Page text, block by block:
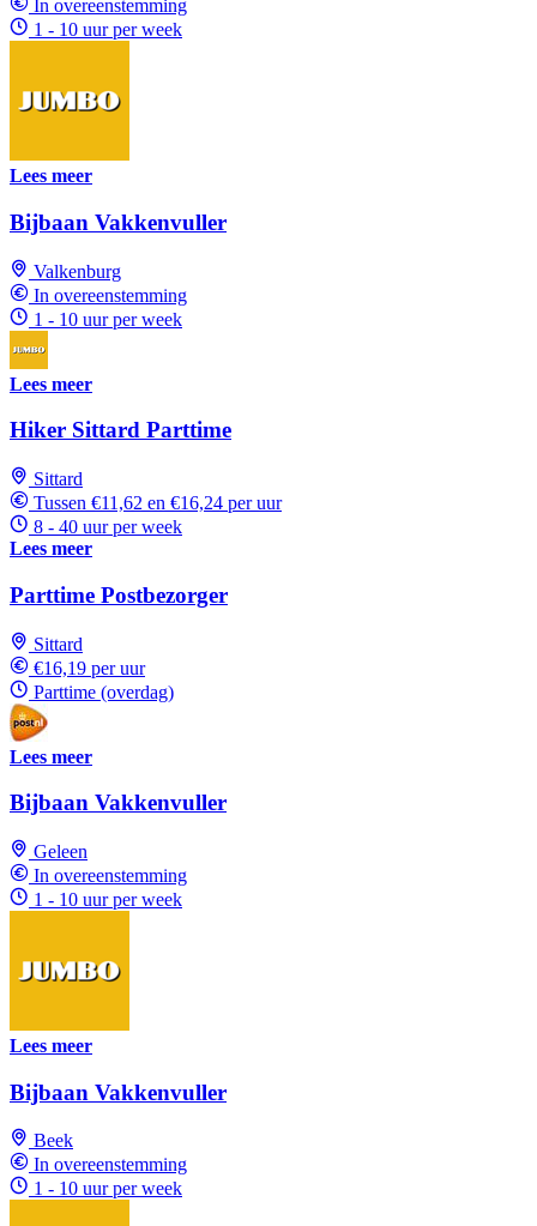
In overeenstemming
1 - 10 uur per week
Lees meer
Bijbaan Vakkenvuller
Valkenburg
In overeenstemming
1 - 10 uur per week
Lees meer
Hiker Sittard Parttime
Sittard
Tussen €11,62 en €16,24 per uur
8 - 40 uur per week
Lees meer
Parttime Postbezorger
Sittard
€16,19 per uur
Parttime (overdag)
Lees meer
Bijbaan Vakkenvuller
Geleen
In overeenstemming
1 - 10 uur per week
Lees meer
Bijbaan Vakkenvuller
Beek
In overeenstemming
1 - 10 uur per week